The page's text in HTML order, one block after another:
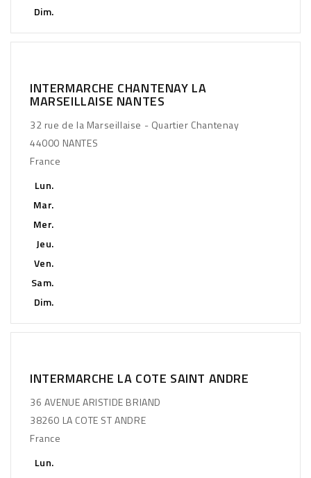
Dim.
INTERMARCHE CHANTENAY LA
MARSEILLAISE NANTES
32 rue de la Marseillaise - Quartier Chantenay
44000 NANTES
France
Lun.
Mar.
Mer.
Jeu.
Ven.
Sam.
Dim.
INTERMARCHE LA COTE SAINT ANDRE
36 AVENUE ARISTIDE BRIAND
38260 LA COTE ST ANDRE
France
Lun.